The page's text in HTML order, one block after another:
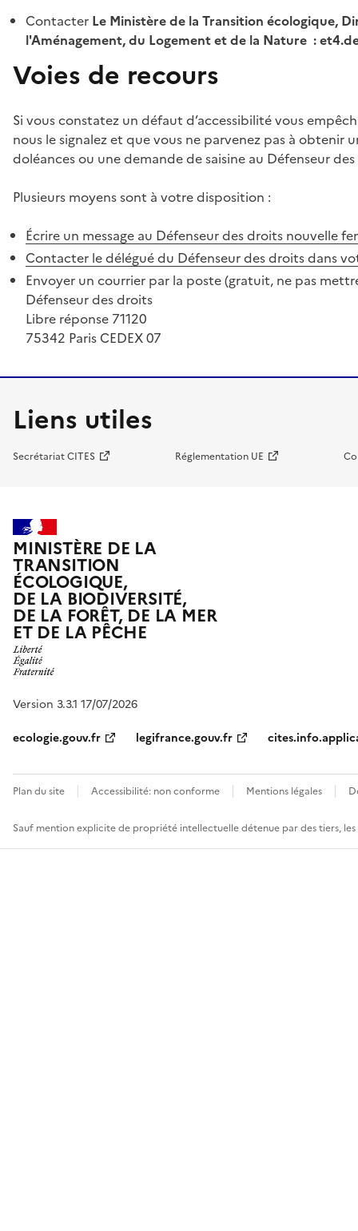
Contacter Le Ministère de la Transition écologique,
l'Aménagement, du Logement et de la Nature :
Voies de recours
Si vous constatez un défaut d’accessibilité vous
nous le signalez et que vous ne parvenez pas à
doléances ou une demande de saisine au Défenseur
Plusieurs moyens sont à votre disposition :
Écrire un message au Défenseur des droits nouvelle
Contacter le délégué du Défenseur des droits dans
Envoyer un courrier par la poste (gratuit, ne pas
Défenseur des droits
Libre réponse 71120
75342 Paris CEDEX 07
Liens utiles
Secrétariat CITES Réglementation UE
MINISTÈRE DE LA
TRANSITION
ÉCOLOGIQUE,
DE LA BIODIVERSITÉ,
DE LA FORÊT, DE LA MER
ET DE LA PÊCHE
Version 3.3.1 17/07/2026
ecologie.gouv.fr
legifrance.gouv.fr
Plan du site Accessibilité: non conforme Mentions légales
Sauf mention explicite de propriété intellectuelle détenue par des tiers,